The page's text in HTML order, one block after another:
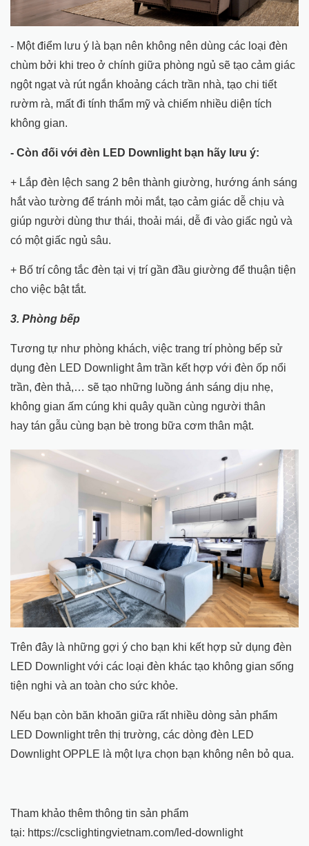
- Một điểm lưu ý là bạn nên không nên dùng các loại đèn
chùm bởi khi treo ở chính giữa phòng ngủ sẽ tạo cảm giác
ngột ngạt và rút ngắn khoảng cách trần nhà, tạo chi tiết
rườm rà, mất đi tính thẩm mỹ và chiếm nhiều diện tích
không gian.
- Còn đối với đèn LED Downlight bạn hãy lưu ý:
+ Lắp đèn lệch sang 2 bên thành giường, hướng ánh sáng
hắt vào tường để tránh mỏi mắt, tạo cảm giác dễ chịu và
giúp người dùng thư thái, thoải mái, dễ đi vào giấc ngủ và
có một giấc ngủ sâu.
+ Bố trí công tắc đèn tại vị trí gần đầu giường để thuận tiện
cho việc bật tắt.
3. Phòng bếp
Tương tự như phòng khách, việc trang trí phòng bếp sử
dụng đèn LED Downlight âm trần kết hợp với đèn ốp nổi
trần, đèn thả,… sẽ tạo những luồng ánh sáng dịu nhẹ,
không gian ấm cúng khi quây quần cùng người thân
hay tán gẫu cùng bạn bè trong bữa cơm thân mật.
Trên đây là những gợi ý cho bạn khi kết hợp sử dụng đèn
LED Downlight với các loại đèn khác tạo không gian sống
tiện nghi và an toàn cho sức khỏe.
Nếu bạn còn băn khoăn giữa rất nhiều dòng sản phẩm
LED Downlight trên thị trường, các dòng đèn LED
Downlight OPPLE là một lựa chọn bạn không nên bỏ qua.
Tham khảo thêm thông tin sản phẩm
tại: https://csclightingvietnam.com/led-downlight